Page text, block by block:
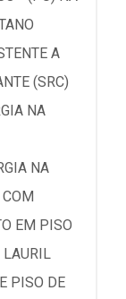
A
(SRC)
NA
NA
EM PISO
LAURIL
PISO DE